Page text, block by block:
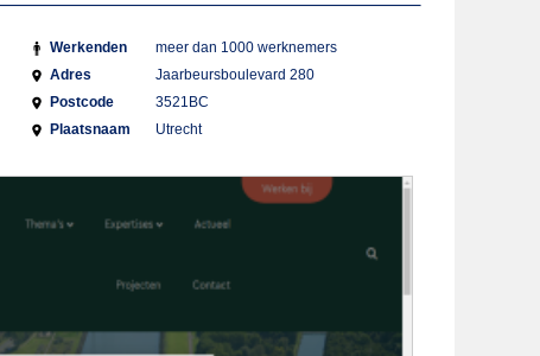
Werkenden
meer dan 1000 werknemers
Adres
Jaarbeursboulevard 280
Postcode
3521BC
Plaatsnaam
Utrecht